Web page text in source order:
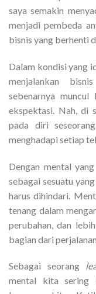
saya semakin
menjadi pembeda
bisnis yang berhenti
Dalam kondisi yang
menjalankan
sebenarnya
ekspektasi. Nah, di
pada diri
menghadapi setiap
Dengan mental
sebagai sesuatu
harus dihindari.
tenang dalam
perubahan, dan
bagian dari
Sebagai seorang
mental kita sering